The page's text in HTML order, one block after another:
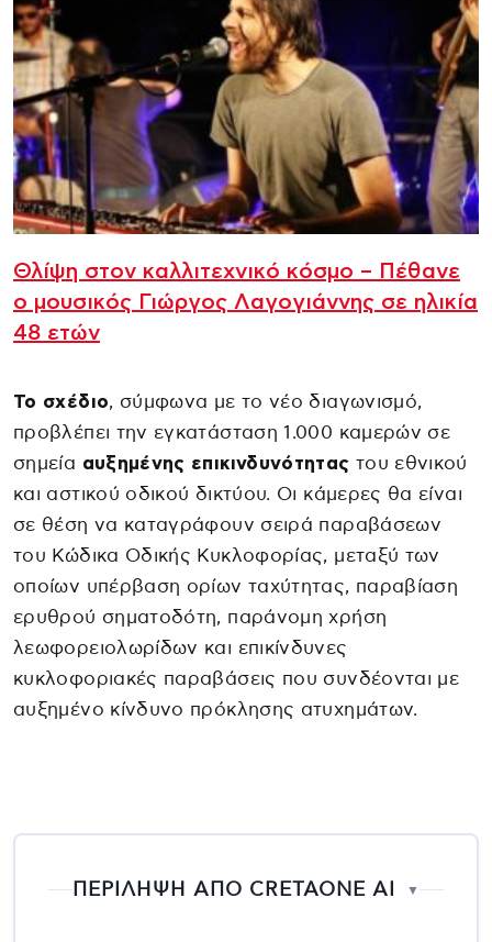
Θλίψη στον καλλιτεχνικό κόσμο – Πέθανε
ο μουσικός Γιώργος Λαγογιάννης σε ηλικία
48 ετών
Το σχέδιο, σύμφωνα με το νέο διαγωνισμό,
προβλέπει την εγκατάσταση 1.000 καμερών σε
σημεία αυξημένης επικινδυνότητας του εθνικού
και αστικού οδικού δικτύου. Οι κάμερες θα είναι
σε θέση να καταγράφουν σειρά παραβάσεων
του Κώδικα Οδικής Κυκλοφορίας, μεταξύ των
οποίων υπέρβαση ορίων ταχύτητας, παραβίαση
ερυθρού σηματοδότη, παράνομη χρήση
λεωφορειολωρίδων και επικίνδυνες
κυκλοφοριακές παραβάσεις που συνδέονται με
αυξημένο κίνδυνο πρόκλησης ατυχημάτων.
ΠΕΡΙΛΗΨΗ ΑΠΟ CRETAONE AI ▼